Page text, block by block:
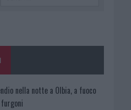
nella notte a Olbia, a fuoco